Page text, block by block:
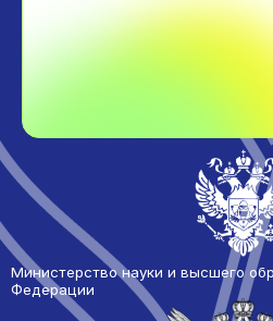
Министерство науки и высшего
Федерации